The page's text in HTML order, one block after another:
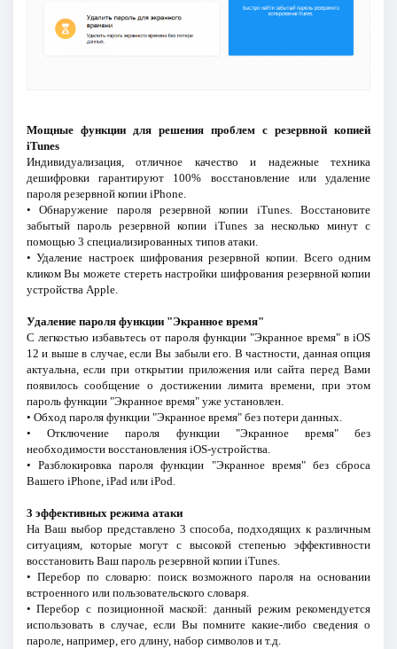
Мощные функции для решения проблем с резервной копией
iTunes
Индивидуализация, отличное качество и надежные техника
дешифровки гарантируют 100% восстановление или удаление
пароля резервной копии iPhone.
• Обнаружение пароля резервной копии iTunes. Восстановите
забытый пароль резервной копии iTunes за несколько минут с
помощью 3 специализированных типов атаки.
• Удаление настроек шифрования резервной копии. Всего одним
кликом Вы можете стереть настройки шифрования резервной копии
устройства Apple.
Удаление пароля функции "Экранное время"
С легкостью избавьтесь от пароля функции "Экранное время" в iOS
12 и выше в случае, если Вы забыли его. В частности, данная опция
актуальна, если при открытии приложения или сайта перед Вами
появилось сообщение о достижении лимита времени, при этом
пароль функции "Экранное время" уже установлен.
• Обход пароля функции "Экранное время" без потери данных.
• Отключение пароля функции "Экранное время" без
необходимости восстановления iOS-устройства.
• Разблокировка пароля функции "Экранное время" без сброса
Вашего iPhone, iPad или iPod.
3 эффективных режима атаки
На Ваш выбор представлено 3 способа, подходящих к различным
ситуациям, которые могут с высокой степенью эффективности
восстановить Ваш пароль резервной копии iTunes.
• Перебор по словарю: поиск возможного пароля на основании
встроенного или пользовательского словаря.
• Перебор с позиционной маской: данный режим рекомендуется
использовать в случае, если Вы помните какие-либо сведения о
пароле, например, его длину, набор символов и т.д.